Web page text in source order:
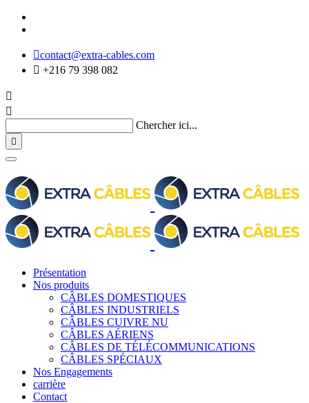
contact@extra-cables.com
 +216 79 398 082


Chercher ici...

Présentation
Nos produits
CÂBLES DOMESTIQUES
CÂBLES INDUSTRIELS
CÂBLES CUIVRE NU
CÂBLES AÉRIENS
CÂBLES DE TÉLÉCOMMUNICATIONS
CÂBLES SPÉCIAUX
Nos Engagements
carrière
Contact